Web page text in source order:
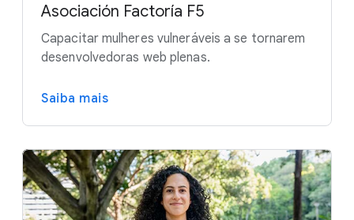
Asociación Factoría F5
Capacitar mulheres vulneráveis a se tornarem
desenvolvedoras web plenas.
Saiba mais